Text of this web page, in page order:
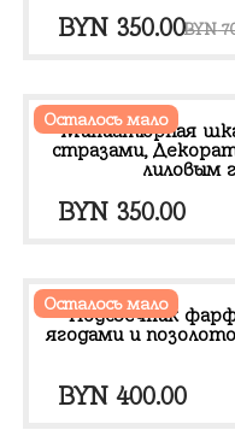
BYN
составляла
BYN 700.00.
BYN 350.00
Осталось мало
Миниатюрная
стразами,
лиловым
BYN 350.00
Осталось мало
Подсвечник
ягодами и
BYN 400.00